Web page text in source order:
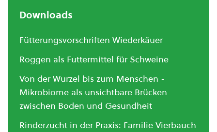
Downloads
Fütterungsvorschriften Wiederkäuer
Roggen als Futtermittel für Schweine
Von der Wurzel bis zum Menschen -
Mikrobiome als unsichtbare Brücken
zwischen Boden und Gesundheit
Rinderzucht in der Praxis: Familie Vierbauch